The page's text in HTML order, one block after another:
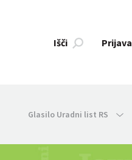
Išči Prijava
Glasilo Uradni list RS